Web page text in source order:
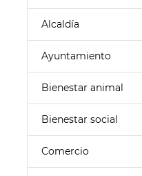
Alcaldía
Ayuntamiento
Bienestar animal
Bienestar social
Comercio